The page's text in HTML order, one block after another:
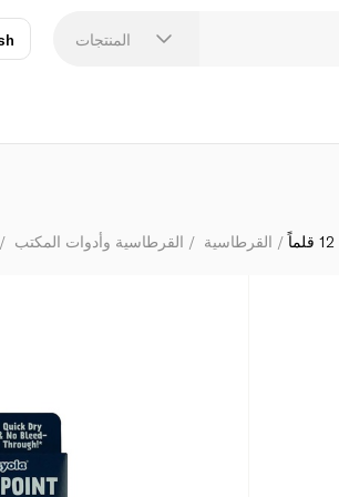
المنتجات
القرطاسية وأدوات المكتب القرطاسية